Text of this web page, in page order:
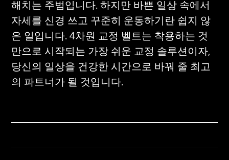
해치는 주범입니다. 하지만 바쁜 일상 속에서
자세를 신경 쓰고 꾸준히 운동하기란 쉽지 않
은 일입니다. 4차원 교정 벨트는 착용하는 것
만으로 시작되는 가장 쉬운 교정 솔루션이자,
당신의 일상을 건강한 시간으로 바꿔 줄 최고
의 파트너가 될 것입니다.